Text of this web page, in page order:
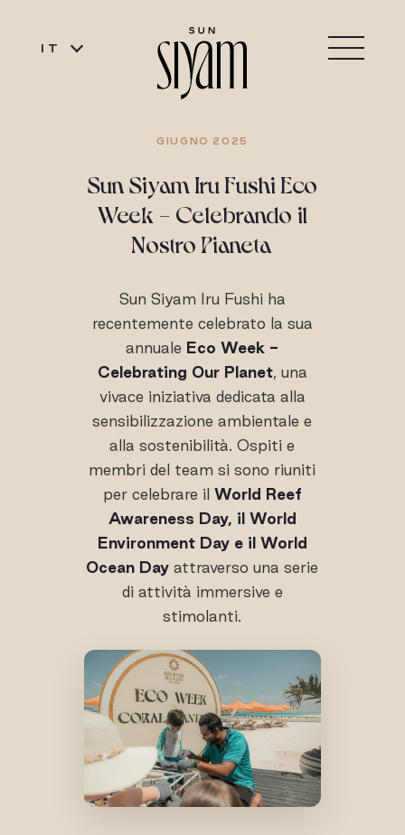
IT
GIUGNO 2025
Sun Siyam Iru Fushi Eco
Week - Celebrando il
Nostro Pianeta
Sun Siyam Iru Fushi ha
recentemente celebrato la sua
annuale Eco Week -
Celebrating Our Planet, una
vivace iniziativa dedicata alla
sensibilizzazione ambientale e
alla sostenibilità. Ospiti e
membri del team si sono riuniti
per celebrare il World Reef
Awareness Day, il World
Environment Day e il World
Ocean Day attraverso una serie
di attività immersive e
stimolanti.